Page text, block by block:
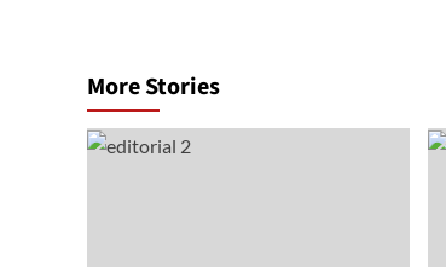
More Stories